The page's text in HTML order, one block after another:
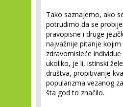
Tako saznajemo, ako
potrudimo da se
pravopisne i druge
najvažnije pitanje kojim
zdravomisleće
ukoliko, je li, istinski
društva, propitivanje
popularizma vezanog
šta god to značilo.